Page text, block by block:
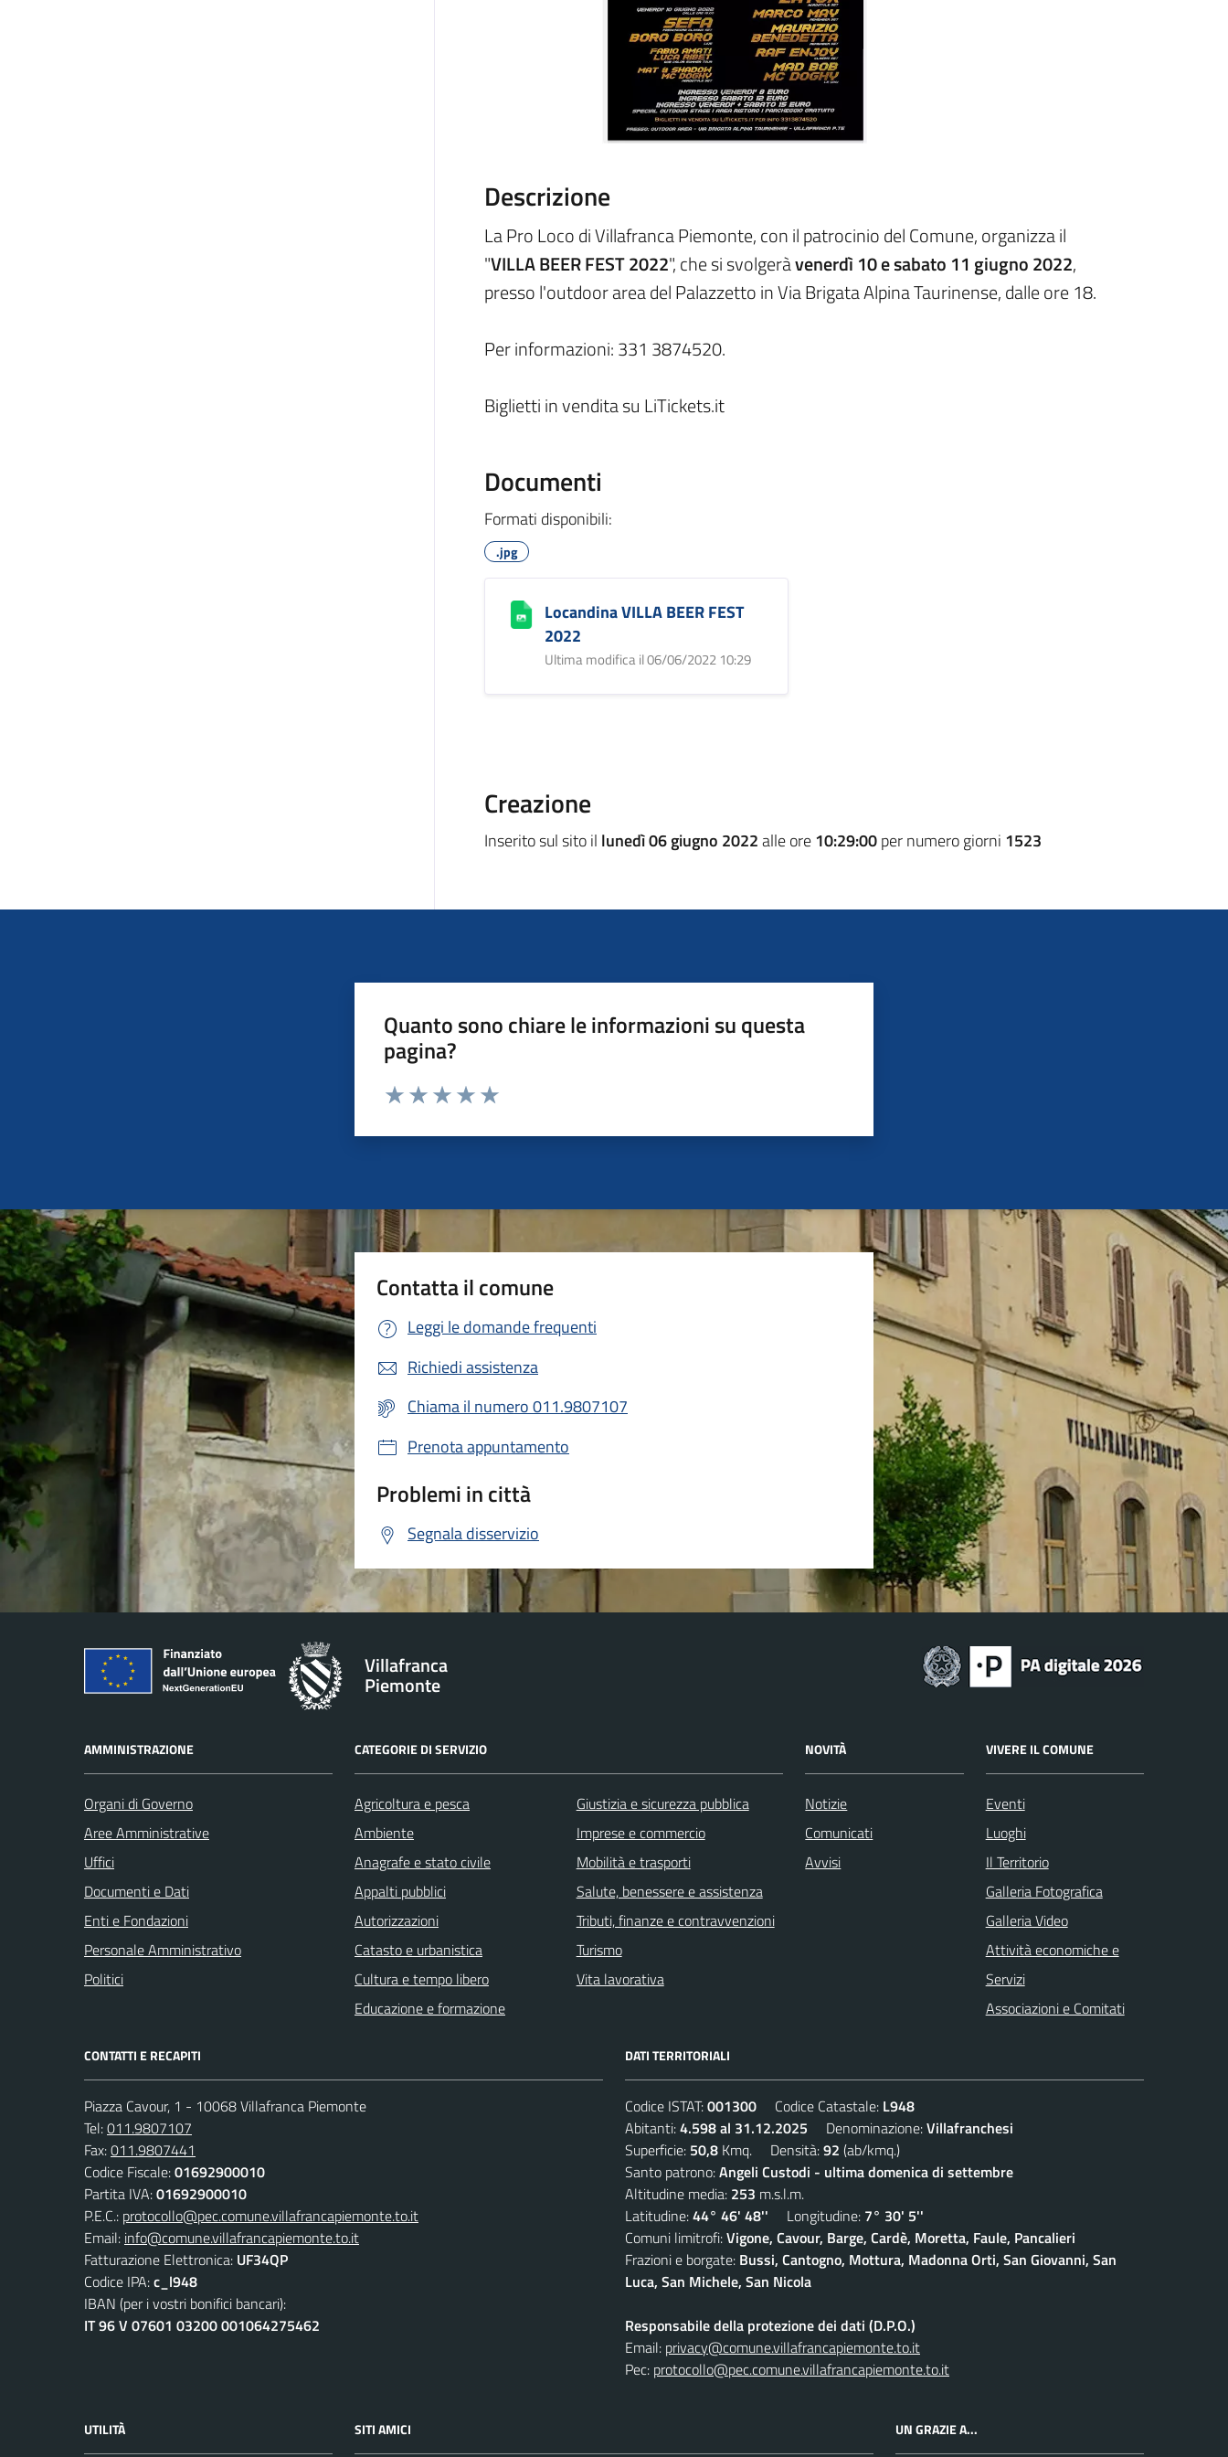
Descrizione
La Pro Loco di Villafranca Piemonte, con il patrocinio del Comune, organizza il
"VILLA BEER FEST 2022", che si svolgeràvenerdì 10 e sabato 11 giugno 2022,
presso l'outdoor area del Palazzetto in Via Brigata Alpina Taurinense, dalle ore 18.
Per informazioni: 331 3874520.
Biglietti in vendita su LiTickets.it
Documenti
Formati disponibili:
.jpg
Locandina VILLA BEER FEST
2022
Ultima modifica il 06/06/2022 10:29
Creazione
Inserito sul sito il lunedì 06 giugno 2022alle ore10:29:00per numero giorni 1523
Quanto sono chiare le informazioni su questa
pagina?
Valuta da 1 a 5 stelle la pagina
Contatta il comune
Leggi le domande frequenti
Richiedi assistenza
Chiama il numero 011.9807107
Prenota appuntamento
Problemi in città
Segnala disservizio
Villafranca
Piemonte
AMMINISTRAZIONE
Organi di Governo
Aree Amministrative
Uffici
Documenti e Dati
Enti e Fondazioni
Personale Amministrativo
Politici
CATEGORIE DI SERVIZIO
Agricoltura e pesca
Ambiente
Anagrafe e stato civile
Appalti pubblici
Autorizzazioni
Catasto e urbanistica
Cultura e tempo libero
Educazione e formazione
Giustizia e sicurezza pubblica
Imprese e commercio
Mobilità e trasporti
Salute, benessere e assistenza
Tributi, finanze e contravvenzioni
Turismo
Vita lavorativa
NOVITÀ
Notizie
Comunicati
Avvisi
VIVERE IL COMUNE
Eventi
Luoghi
Il Territorio
Galleria Fotografica
Galleria Video
Attività economiche e
Servizi
Associazioni e Comitati
CONTATTI E RECAPITI
Piazza Cavour, 1 - 10068 Villafranca Piemonte
Tel:011.9807107
Fax:011.9807441
Codice Fiscale:01692900010
Partita IVA:01692900010
P.E.C.: protocollo@pec.comune.villafrancapiemonte.to.it
Email: info@comune.villafrancapiemonte.to.it
Fatturazione Elettronica: UF34QP
Codice IPA:c_l948
IBAN (per i vostri bonifici bancari):
IT 96 V 07601 03200 001064275462
DATI TERRITORIALI
Codice ISTAT:001300 Codice Catastale: L948
Abitanti:4.598 al 31.12.2025 Denominazione:Villafranchesi
Superficie: 50,8 Kmq. Densità:92 (ab/kmq.)
Santo patrono:Angeli Custodi - ultima domenica di settembre
Altitudine media: 253 m.s.l.m.
Latitudine:44° 46' 48'' Longitudine: 7° 30' 5''
Comuni limitrofi:Vigone, Cavour, Barge, Cardè, Moretta, Faule, Pancalieri
Frazioni e borgate: Bussi, Cantogno, Mottura, Madonna Orti, San Giovanni, San
Luca, San Michele, San Nicola
Responsabile della protezione dei dati (D.P.O.)
Email: privacy@comune.villafrancapiemonte.to.it
Pec: protocollo@pec.comune.villafrancapiemonte.to.it
UTILITÀ SITI AMICI UN GRAZIE A...